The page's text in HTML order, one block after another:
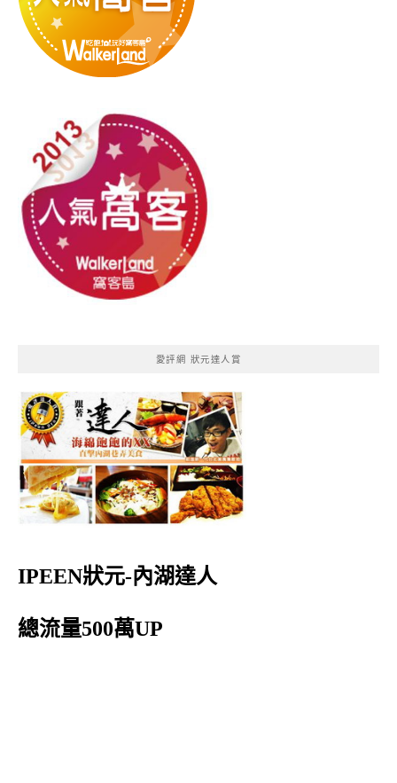
愛評網 狀元達人賞
IPEEN狀元-內湖達人
總流量500萬UP